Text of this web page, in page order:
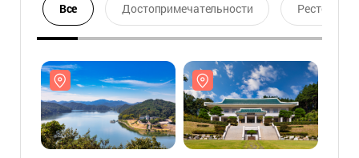
Все Достопримечательности Ресторан